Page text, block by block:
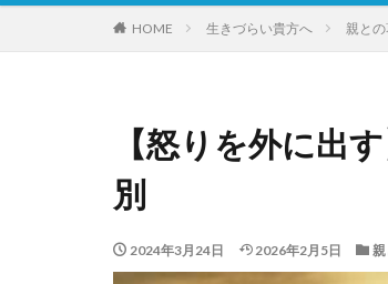
セ
ご
初
よ
プ
HOME 生きづらい貴方へ 親と
【怒りを外に出
別
2024年3月24日 2026年2月5日